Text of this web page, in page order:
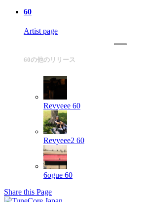
60
Artist page
60の他のリリース
Revyeee 60
Revyeee2 60
6ogue 60
Share this Page